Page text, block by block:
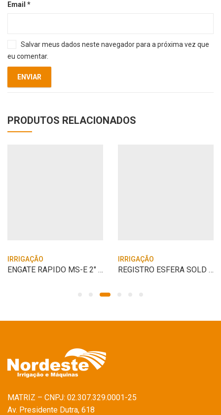
Email *
Salvar meus dados neste navegador para a próxima vez que
eu comentar.
PRODUTOS RELACIONADOS
IRRIGAÇÃO
ENGATE RAPIDO MS-E 2″ ESPIGAO MACHO X EN
IRRIGAÇÃO
REGISTRO ESFERA SOLD 50MM KRONA
MATRIZ – CNPJ: 02.307.329.0001-25
Av. Presidente Dutra, 618